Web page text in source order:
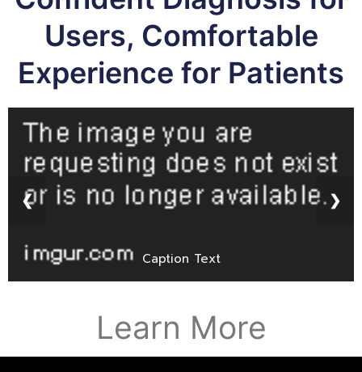
Users, Comfortable
Experience for Patients
Caption Text
❮ ❯
Learn More